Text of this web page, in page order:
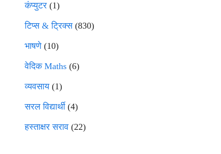
कंप्युटर (1)
टिप्स & ट्रिक्स(830)
भाषणे(10)
वेदिक Maths (6)
व्यवसाय(1)
सरल विद्यार्थी(4)
हस्ताक्षर सराव (22)